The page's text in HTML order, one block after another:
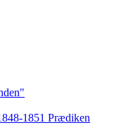
1851 Prædiken